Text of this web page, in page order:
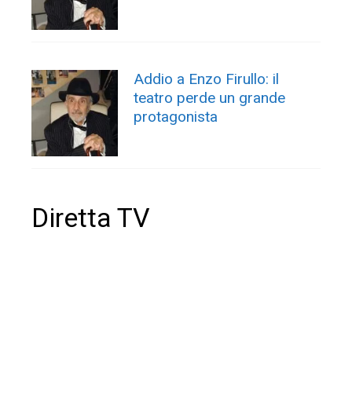
Addio a Enzo Firullo: il
teatro perde un grande
protagonista
Diretta TV